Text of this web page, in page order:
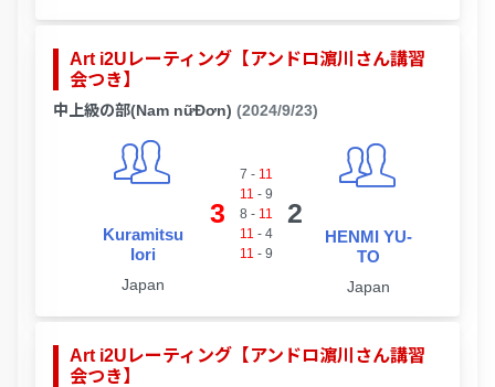
Art i2Uレーティング【アンドロ濵川さん講習
会つき】
中上級の部(Nam nữĐơn) (2024/9/23)
Kuramitsu
Iori
Japan
3
7 - 11
11 - 9
8 - 11
11 - 4
11 - 9
2
HENMI YU-
TO
Japan
Art i2Uレーティング【アンドロ濵川さん講習
会つき】